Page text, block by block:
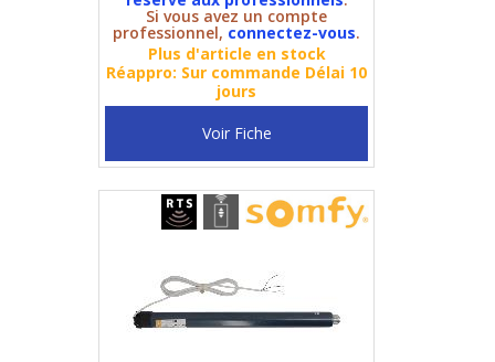
Si vous avez un compte
professionnel, connectez-vous.
Plus d'article en stock
Réappro: Sur commande Délai 10
jours
Voir Fiche